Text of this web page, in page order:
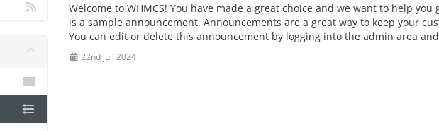
Welcome to WHMCS! You have made a great choice and we want to help
is a sample announcement. Announcements are a great way to keep your
You can edit or delete this announcement by logging into the admin area
22nd juli 2024